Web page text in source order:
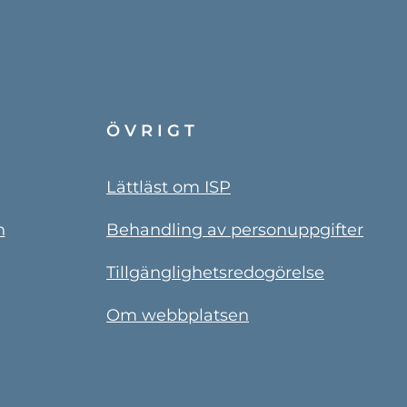
ÖVRIGT
Lättläst om ISP
Behandling av personuppgifter
Tillgänglighetsredogörelse
Om webbplatsen